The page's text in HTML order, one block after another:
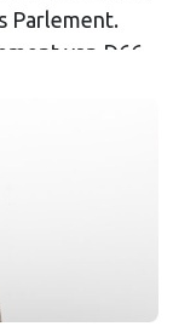
Parlement.
van D66-